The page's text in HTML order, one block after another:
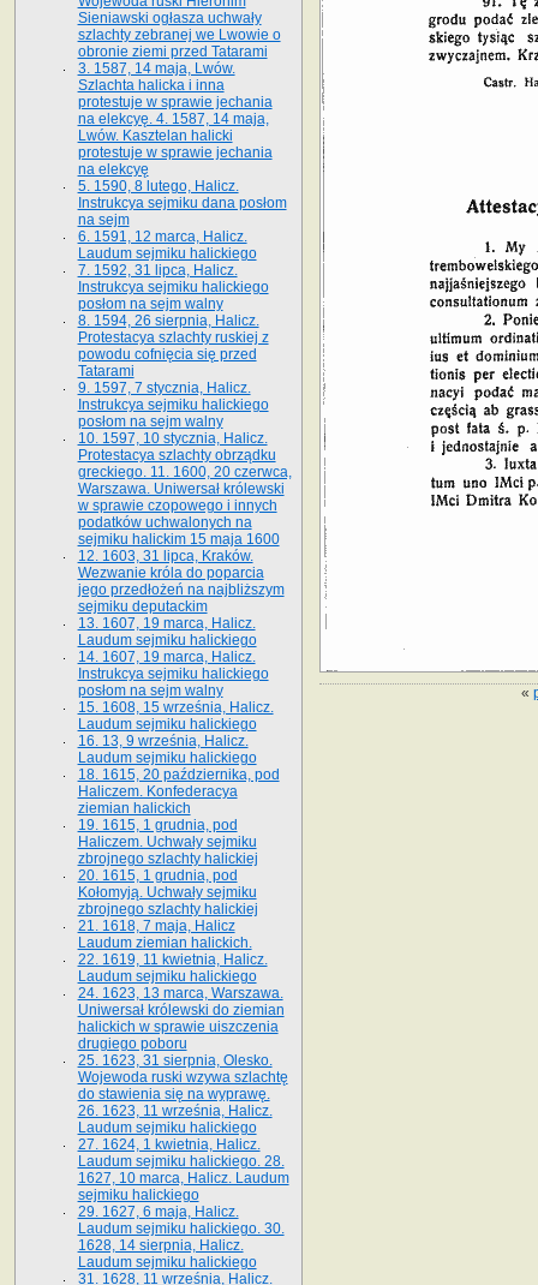
«
Sieniawski ogłasza uchwały
szlachty zebranej we Lwowie o
obronie ziemi przed Tatarami
3. 1587, 14 maja, Lwów.
Szlachta halicka i inna
protestuje w sprawie jechania
na elekcyę. 4. 1587, 14 maja,
Lwów. Kasztelan halicki
protestuje w sprawie jechania
na elekcyę
5. 1590, 8 lutego, Halicz.
Instrukcya sejmiku dana posłom
na sejm
6. 1591, 12 marca, Halicz.
Laudum sejmiku halickiego
7. 1592, 31 lipca, Halicz.
Instrukcya sejmiku halickiego
posłom na sejm walny
8. 1594, 26 sierpnia, Halicz.
Protestacya szlachty ruskiej z
powodu cofnięcia się przed
Tatarami
9. 1597, 7 stycznia, Halicz.
Instrukcya sejmiku halickiego
posłom na sejm walny
10. 1597, 10 stycznia, Halicz.
Protestacya szlachty obrządku
greckiego. 11. 1600, 20 czerwca,
Warszawa. Uniwersał królewski
w sprawie czopowego i innych
podatków uchwalonych na
sejmiku halickim 15 maja 1600
12. 1603, 31 lipca, Kraków.
Wezwanie króla do poparcia
jego przedłożeń na najbliższym
sejmiku deputackim
13. 1607, 19 marca, Halicz.
Laudum sejmiku halickiego
14. 1607, 19 marca, Halicz.
Instrukcya sejmiku halickiego
posłom na sejm walny
15. 1608, 15 września, Halicz.
Laudum sejmiku halickiego
16. 13, 9 września, Halicz.
Laudum sejmiku halickiego
18. 1615, 20 października, pod
Haliczem. Konfederacya
ziemian halickich
19. 1615, 1 grudnia, pod
Haliczem. Uchwały sejmiku
zbrojnego szlachty halickiej
20. 1615, 1 grudnia, pod
Kołomyją. Uchwały sejmiku
zbrojnego szlachty halickiej
21. 1618, 7 maja, Halicz
Laudum ziemian halickich.
22. 1619, 11 kwietnia, Halicz.
Laudum sejmiku halickiego
24. 1623, 13 marca, Warszawa.
Uniwersał królewski do ziemian
halickich w sprawie uiszczenia
drugiego poboru
25. 1623, 31 sierpnia, Olesko.
Wojewoda ruski wzywa szlachtę
do stawienia się na wyprawę.
26. 1623, 11 września, Halicz.
Laudum sejmiku halickiego
27. 1624, 1 kwietnia, Halicz.
Laudum sejmiku halickiego. 28.
1627, 10 marca, Halicz. Laudum
sejmiku halickiego
29. 1627, 6 maja, Halicz.
Laudum sejmiku halickiego. 30.
1628, 14 sierpnia, Halicz.
Laudum sejmiku halickiego
31. 1628, 11 września, Halicz.